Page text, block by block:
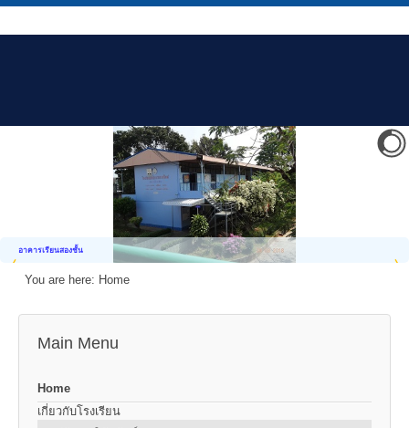
อาคารเรียนสองชั้น
You are here: Home
Main Menu
Home
เกี่ยวกับโรงเรียน